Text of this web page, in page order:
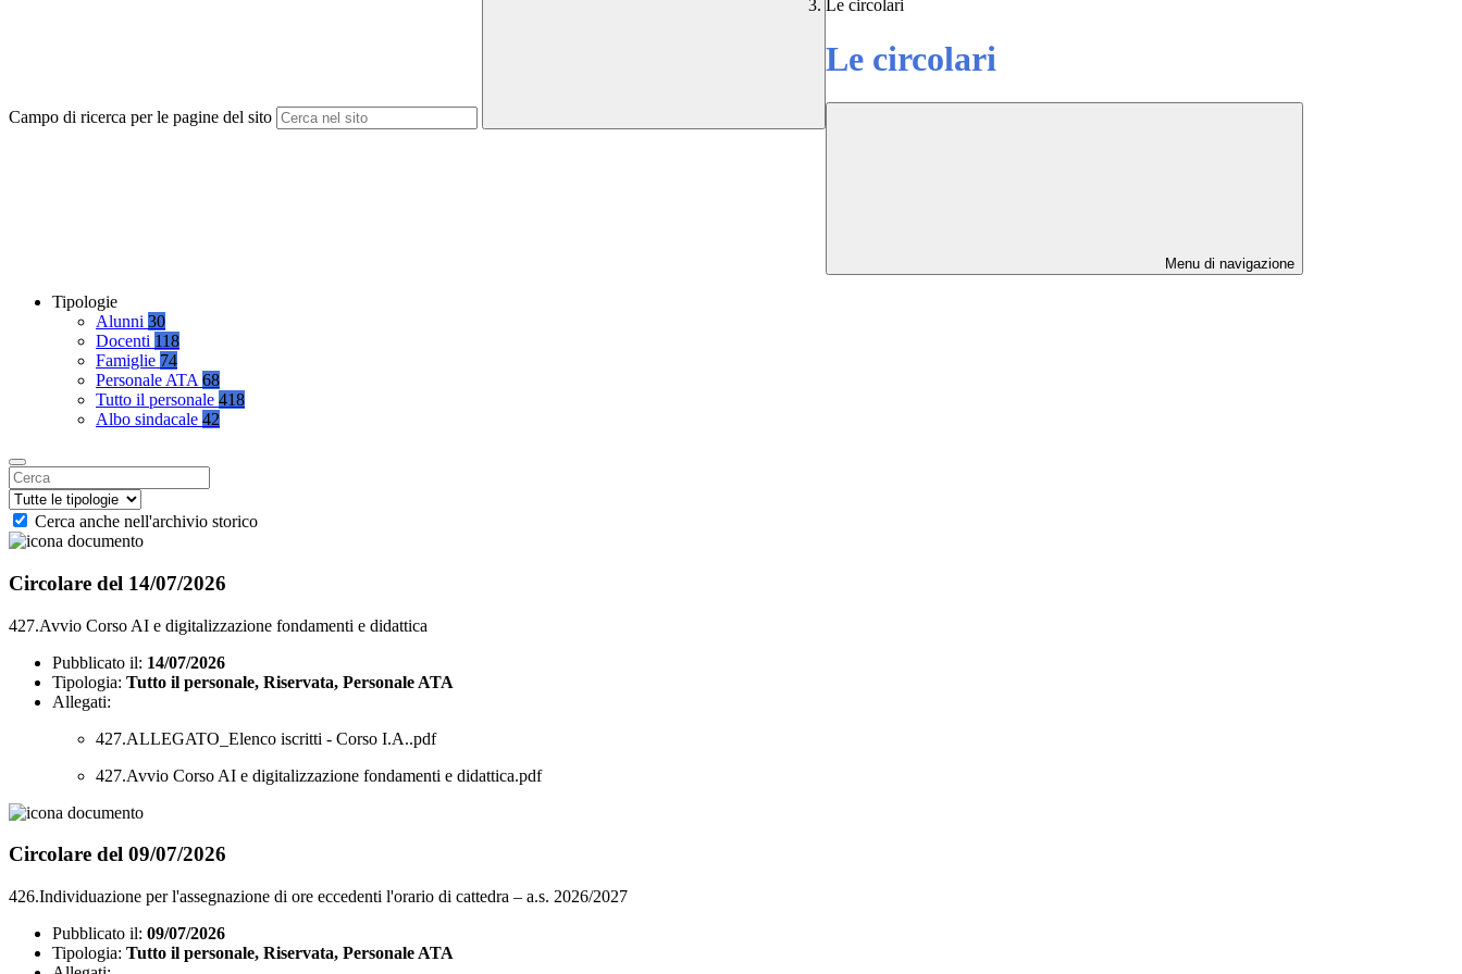
Campo di ricerca per le pagine del sito
Le circolari
Le circolari
Menu di navigazione
Tipologie
Alunni 30
Docenti 118
Famiglie 74
Personale ATA 68
Tutto il personale 418
Albo sindacale 42
Cerca anche nell'archivio storico
Circolare del 14/07/2026
427.Avvio Corso AI e digitalizzazione fondamenti e didattica
Pubblicato il: 14/07/2026
Tipologia: Tutto il personale, Riservata, Personale ATA
Allegati:
427.ALLEGATO_Elenco iscritti - Corso I.A..pdf
427.Avvio Corso AI e digitalizzazione fondamenti e didattica.pdf
Circolare del 09/07/2026
426.Individuazione per l'assegnazione di ore eccedenti l'orario di cattedra – a.s. 2026/2027
Pubblicato il: 09/07/2026
Tipologia: Tutto il personale, Riservata, Personale ATA